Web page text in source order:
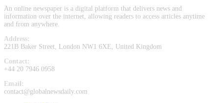
An online newspaper is a digital platform that delivers news and
information over the internet, allowing readers to access articles anytime
and from anywhere.
Address:
221B Baker Street, London NW1 6XE, United Kingdom
Contact:
+44 20 7946 0958
Email:
contact@globalnewsdaily.com